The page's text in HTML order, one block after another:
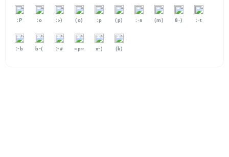
:P :o :>) (o) :p (p) :-s (m) 8-) :-t
:-b b-( :-# =p~ x-) (k)